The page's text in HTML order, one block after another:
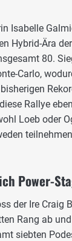
Isabelle
Hybrid-Ära
80.
Carlo,
Rallye
Loeb oder
Power-
der Ire Craig
Rang ab
siebten